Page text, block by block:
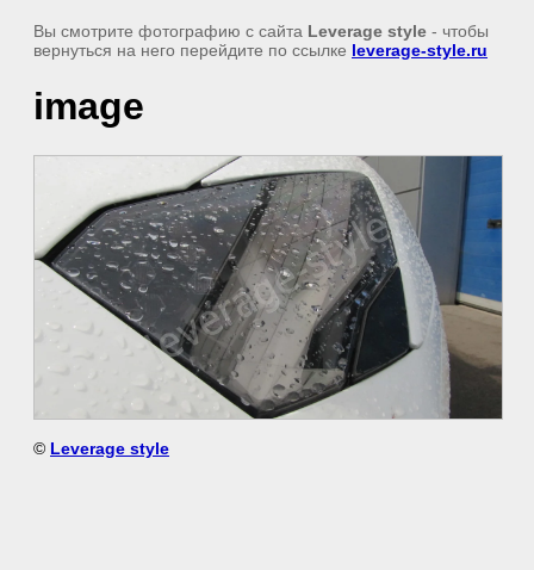
Вы смотрите фотографию с сайта Leverage style - чтобы
вернуться на него перейдите по ссылке leverage-style.ru
image
© Leverage style